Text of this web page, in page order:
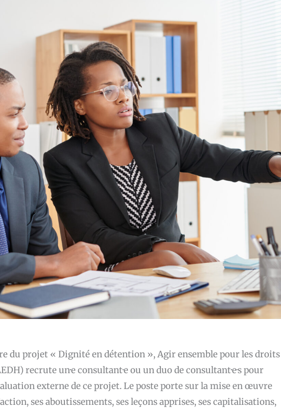
du projet « Dignité en détention », Agir ensemble pour les droits
recrute un·e consultant·e ou un duo de consultant·e·s pour
externe de ce projet. Le poste porte sur la mise en œuvre
ses aboutissements, ses leçons apprises, ses capitalisations,